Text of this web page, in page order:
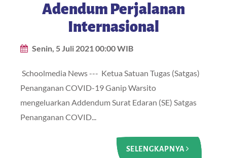
Adendum Perjalanan
Internasional
Senin, 5 Juli 2021 00:00 WIB
Schoolmedia News --- Ketua Satuan Tugas (Satgas)
Penanganan COVID-19 Ganip Warsito
mengeluarkan Addendum Surat Edaran (SE) Satgas
Penanganan COVID...
SELENGKAPNYA